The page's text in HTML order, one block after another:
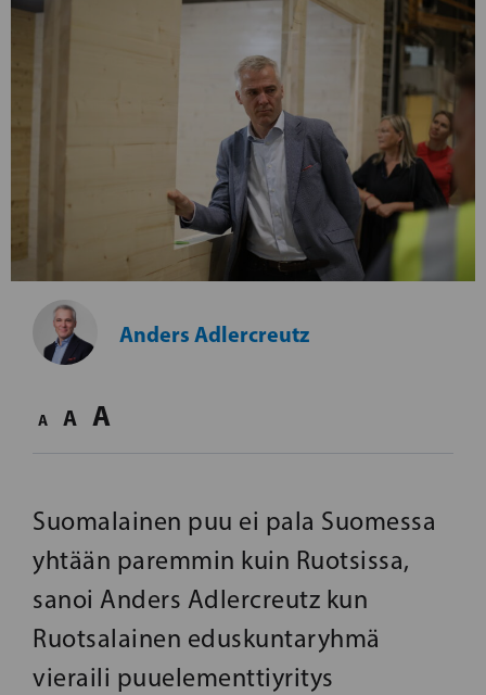
Anders Adlercreutz
A A A
Suomalainen puu ei pala Suomessa
yhtään paremmin kuin Ruotsissa,
sanoi Anders Adlercreutz kun
Ruotsalainen eduskuntaryhmä
vieraili puuelementtiyritys